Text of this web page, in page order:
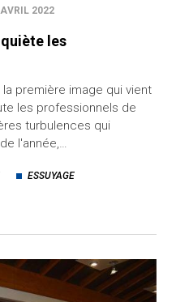
2022
les
première image qui vient
les professionnels de
turbulences qui
l'année,…
ESSUYAGE